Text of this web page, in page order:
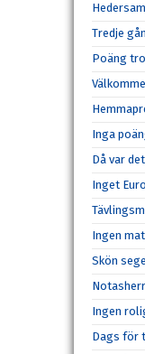
Tredje
Poäng
Inga
Då var
Inget
Ingen
Skön
Ingen
Dags för